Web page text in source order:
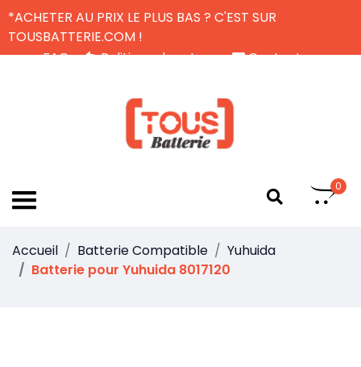
*ACHETER AU PRIX LE PLUS BAS ? C'EST SUR
TOUSBATTERIE.COM !
FAQ
Politique de retour
Contactez-nous
0
Accueil Batterie Compatible
Yuhuida
Batterie pour Yuhuida 8017120